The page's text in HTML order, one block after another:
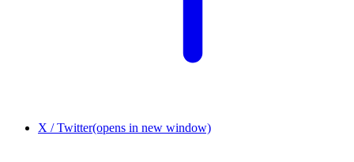
X / Twitter(opens in new window)